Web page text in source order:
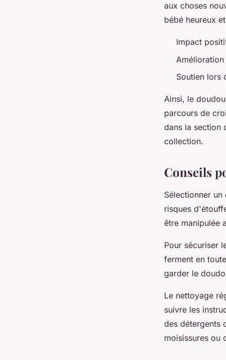
aux choses
bébé heureux
Impact
Soutien lors
Ainsi, le
parcours de
dans la section
collection.
Conseils
Sélectionner un
risques
être manipulée
Pour sécuriser
ferment en
garder le
Le nettoyage
suivre les
des détergents
moisissures ou